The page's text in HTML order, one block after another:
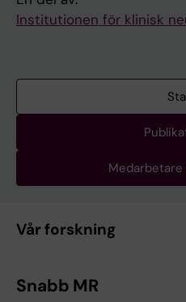
Institutionen för klinisk
Vår forskning
Snabb MR